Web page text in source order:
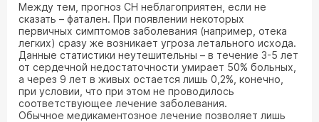
Между тем, прогноз СН неблагоприятен, если не
сказать – фатален. При появлении некоторых
первичных симптомов заболевания (например, отека
легких) сразу же возникает угроза летального исхода.
Данные статистики неутешительны – в течение 3-5 лет
от сердечной недостаточности умирает 50% больных,
а через 9 лет в живых остается лишь 0,2%, конечно,
при условии, что при этом не проводилось
соответствующее лечение заболевания.
Обычное медикаментозное лечение позволяет лишь